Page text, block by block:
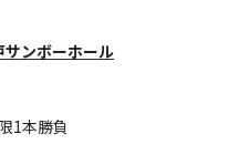
ンボーホール
1本勝負